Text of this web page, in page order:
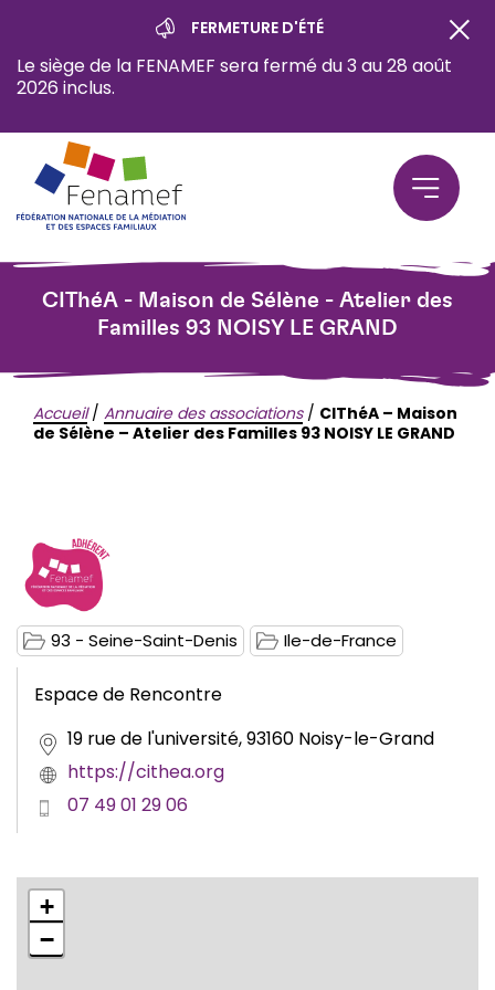
FERMETURE D'ÉTÉ
Le siège de la FENAMEF sera fermé du 3 au 28 août
2026 inclus.
CIThéA - Maison de Sélène - Atelier des
Familles 93 NOISY LE GRAND
Accueil/ Annuaire des associations/ CIThéA – Maison
de Sélène – Atelier des Familles 93 NOISY LE GRAND
93 - Seine-Saint-Denis Ile-de-France
Espace de Rencontre
19 rue de l'université, 93160 Noisy-le-Grand
https://cithea.org
07 49 01 29 06
+
−